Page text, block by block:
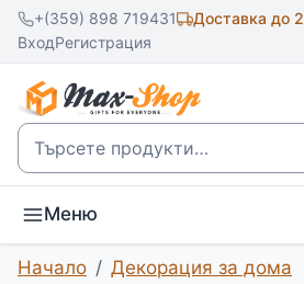
+(359) 898 719431
Доставка до
ВходРегистрация
Търсене
Меню
Начало
Декорация за дома